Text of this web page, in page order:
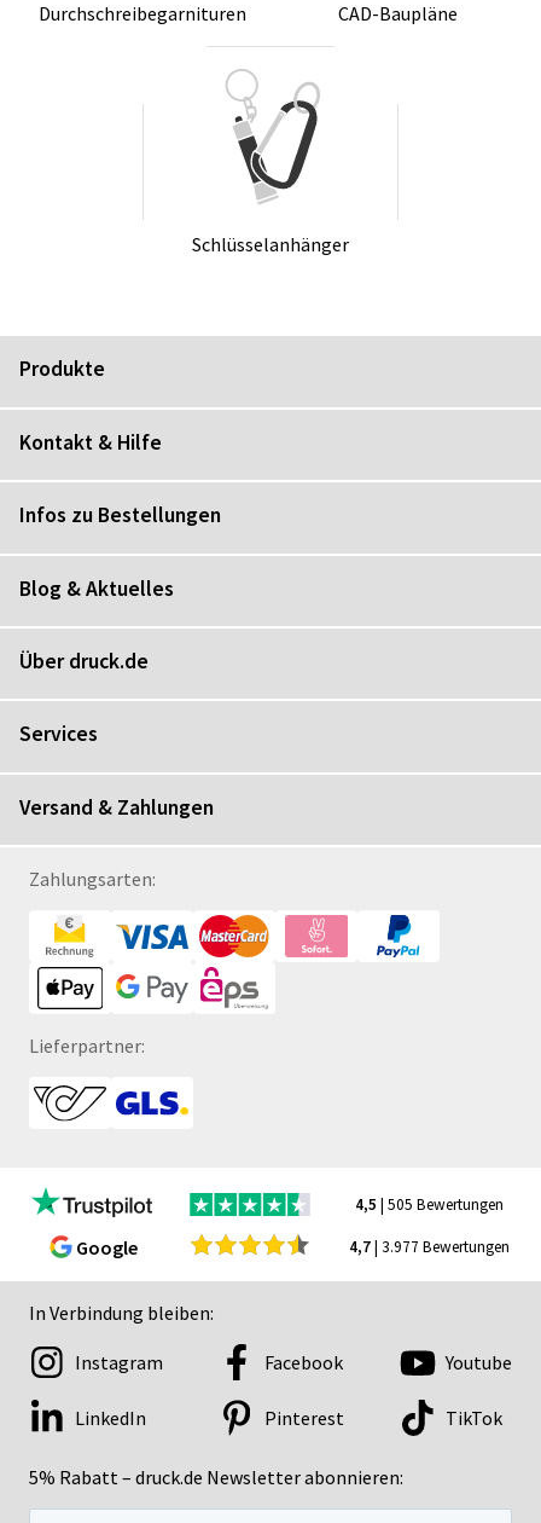
Durch­schrei­be­gar­ni­tu­ren CAD-Bau­plä­ne
Schlüs­sel­an­hän­ger
Produkte
Kontakt & Hilfe
Infos zu Bestellungen
Blog & Aktuelles
Über druck.de
Services
Versand & Zahlungen
Zahlungsarten:
Lieferpartner:
4,5 | 505 Bewertungen
Google 4,7| 3.977 Bewertungen
In Verbindung bleiben:
5% Rabatt – druck.de Newsletter abonnieren:
Instagram Facebook Youtube
LinkedIn Pinterest TikTok